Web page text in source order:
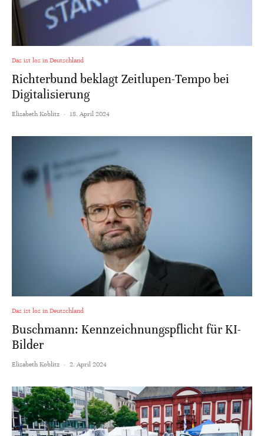
Das ist los in Deutschland
Richterbund beklagt Zeitlupen-Tempo bei
Digitalisierung
Elisabeth Koblitz · 18. April 2024
Das ist los in Deutschland
Buschmann: Kennzeichnungspflicht für KI-
Bilder
Elisabeth Koblitz · 2. April 2024